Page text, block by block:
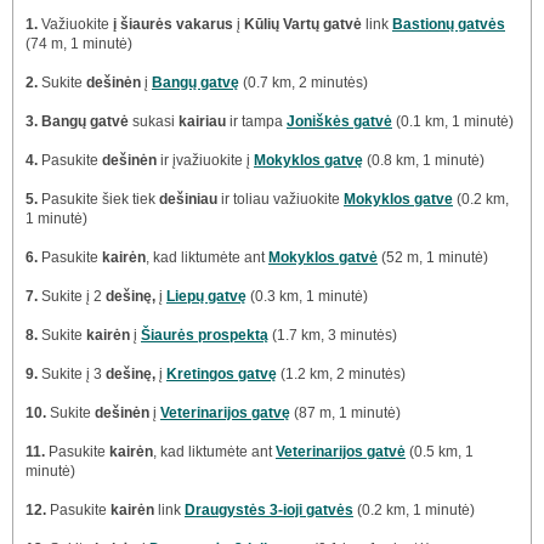
1. Važiuokite į šiaurės vakarus į Kūlių Vartų gatvė link Bastionų gatvės
(74 m, 1 minutė)
2. Sukite dešinėn į Bangų gatvę (0.7 km, 2 minutės)
3. Bangų gatvė sukasi kairiau ir tampa Joniškės gatvė (0.1 km, 1 minutė)
4. Pasukite dešinėn ir įvažiuokite į Mokyklos gatvę (0.8 km, 1 minutė)
5. Pasukite šiek tiek dešiniau ir toliau važiuokite Mokyklos gatve (0.2 km,
1 minutė)
6. Pasukite kairėn, kad liktumėte ant Mokyklos gatvė (52 m, 1 minutė)
7. Sukite į 2 dešinę, į Liepų gatvę (0.3 km, 1 minutė)
8. Sukite kairėn į Šiaurės prospektą (1.7 km, 3 minutės)
9. Sukite į 3 dešinę, į Kretingos gatvę (1.2 km, 2 minutės)
10. Sukite dešinėn į Veterinarijos gatvę (87 m, 1 minutė)
11. Pasukite kairėn, kad liktumėte antVeterinarijos gatvė (0.5 km, 1
minutė)
12. Pasukite kairėn link Draugystės 3-ioji gatvės (0.2 km, 1 minutė)